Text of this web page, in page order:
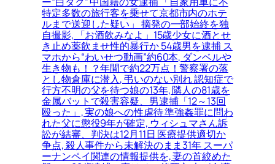
特定多数の旅行客を乗せて京都市内のホテ
ルまで送迎した疑い」 摘発の一部始終を独
自撮影, 「お酒飲みなよ」15歳少女に酒とせ
き止め薬飲ませ性的暴行か 54歳男を逮捕 ス
マホから“わいせつ動画”約60本, ダンベルや
生き物も！？年間で約22万点！警察署の落
とし物倉庫に潜入, 弔いのない別れ 認知症で
行方不明の父を待つ娘の13年, 隣人の81歳を
金属バットで殺害容疑、男逮捕「12～13回
殴った」, 実の娘への性虐待 準強姦罪に問わ
れた父に懲役9年が確定, ウィシュマさん訴
訟が結審、判決は12月11日 医療提供適切か
争点, 殺人事件から未解決のまま31年 スーパ
ーナンペイ関連の情報提供を, 妻の首絞めた